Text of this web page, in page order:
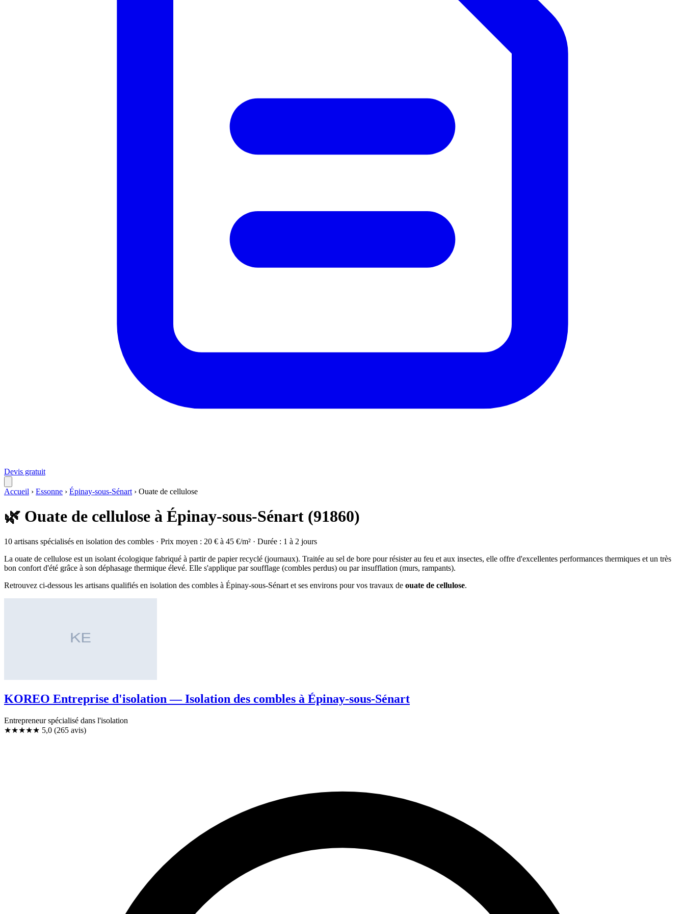
Devis gratuit
Accueil › Essonne › Épinay-sous-Sénart › Ouate de cellulose
🌿 Ouate de cellulose à Épinay-sous-Sénart (91860)
10 artisans spécialisés en isolation des combles · Prix moyen : 20 € à 45 €/m² · Durée : 1 à 2 jours
La ouate de cellulose est un isolant écologique fabriqué à partir de papier recyclé (journaux). Traitée au sel de bore pour résister au feu et aux insectes, elle offre d'excellentes performances thermiques et un très
bon confort d'été grâce à son déphasage thermique élevé. Elle s'applique par soufflage (combles perdus) ou par insufflation (murs, rampants).
Retrouvez ci-dessous les artisans qualifiés en isolation des combles à Épinay-sous-Sénart et ses environs pour vos travaux de ouate de cellulose.
KOREO Entreprise d'isolation — Isolation des combles à Épinay-sous-Sénart
Entrepreneur spécialisé dans l'isolation
★★★★★ 5,0 (265 avis)